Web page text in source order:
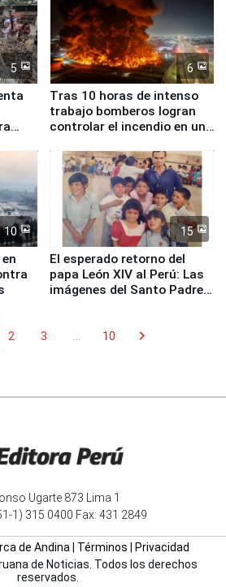
5 6
Tras 10 horas de intenso
trabajo bomberos logran
controlar el incendio en una
de Chile
10 15
El esperado retorno del
papa León XIV al Perú: Las
imágenes del Santo Padre
2 3 10 chevron_right
Ugarte 873 Lima 1
1) 315 0400 Fax: 431 2849
de Andina| Términos
Privacidad
de Noticias. Todos los derechos
reservados.